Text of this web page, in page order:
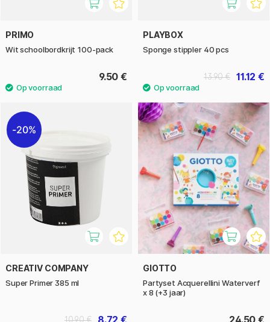
PRIMO
Wit schoolbordkrijt 100-pack
9.50 €
PLAYBOX
Sponge stippler 40 pcs
11.12 €
13.90 €
20%
CREATIV COMPANY
Super Primer 385 ml
8.72 €
10.90 €
GIOTTO
Partyset Acquerellini Waterverf
x 8 (+3 jaar)
24.50 €